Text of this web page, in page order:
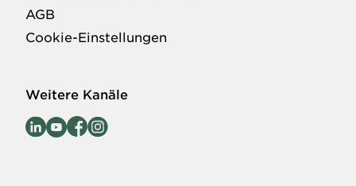
AGB
Cookie-Einstellungen
Weitere Kanäle